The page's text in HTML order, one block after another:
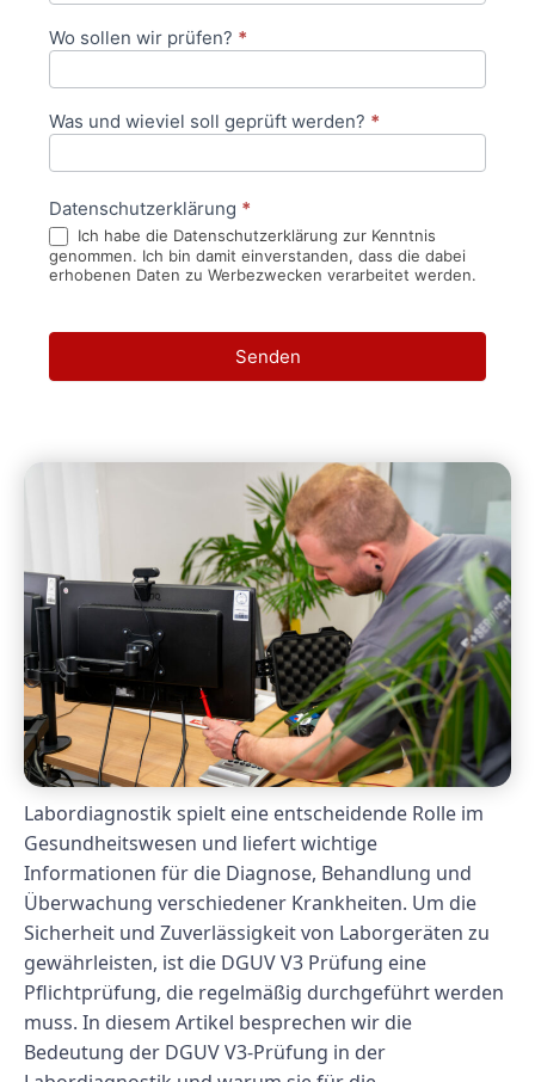
Wo sollen wir prüfen? *
Was und wieviel soll geprüft werden? *
Datenschutzerklärung *
Ich habe die Datenschutzerklärung zur Kenntnis
genommen. Ich bin damit einverstanden, dass die dabei
erhobenen Daten zu Werbezwecken verarbeitet werden.
Senden
Labordiagnostik spielt eine entscheidende Rolle im
Gesundheitswesen und liefert wichtige
Informationen für die Diagnose, Behandlung und
Überwachung verschiedener Krankheiten. Um die
Sicherheit und Zuverlässigkeit von Laborgeräten zu
gewährleisten, ist die DGUV V3 Prüfung eine
Pflichtprüfung, die regelmäßig durchgeführt werden
muss. In diesem Artikel besprechen wir die
Bedeutung der DGUV V3-Prüfung in der